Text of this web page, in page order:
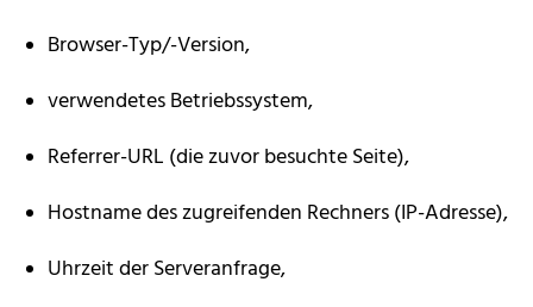
Browser-Typ/-Version,
verwendetes Betriebssystem,
Referrer-URL (die zuvor besuchte Seite),
Hostname des zugreifenden Rechners (IP-Adresse),
Uhrzeit der Serveranfrage,